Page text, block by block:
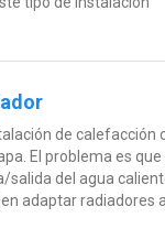
de calefacción
El problema es
salida del agua
adaptar radiadores